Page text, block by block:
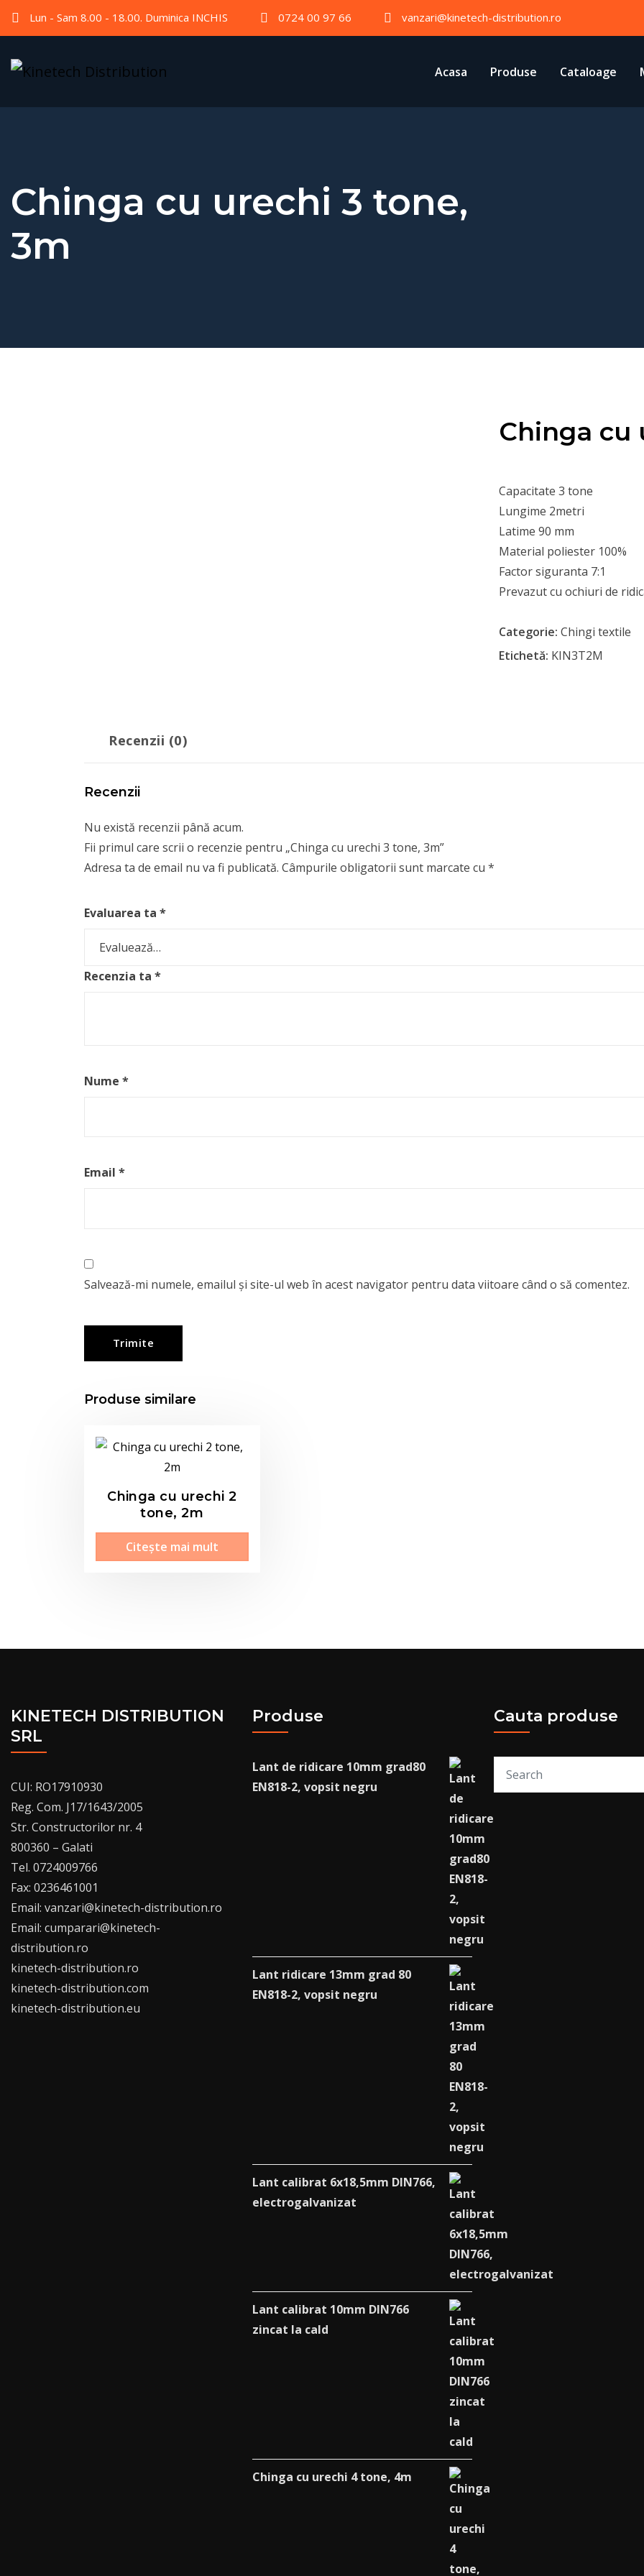
Lun - Sam 8.00 - 18.00. Duminica INCHIS 0724 00 97 66 vanzari@kinetech-distribution.ro
Acasa Produse Cataloage
Chinga cu urechi 3 tone,
3m
Chinga cu
Capacitate 3 tone
Lungime 2metri
Latime 90 mm
Material poliester 100%
Factor siguranta 7:1
Prevazut cu ochiuri de
Categorie:Chingi textile
Etichetă: KIN3T2M
Recenzii (0)
Recenzii
Nu există recenzii până acum.
Fii primul care scrii o recenzie pentru „Chinga cu urechi 3 tone, 3m”
Adresa ta de email nu va fi publicată. Câmpurile obligatorii sunt marcate cu *
Evaluarea ta *
Recenzia ta *
Nume *
Email *
Salvează-mi numele, emailul și site-ul web în acest navigator pentru data viitoare când o să comentez.
Produse similare
Chinga cu urechi 2
tone, 2m
Citește mai mult
KINETECH DISTRIBUTION
SRL
CUI: RO17910930
Reg. Com. J17/1643/2005
Str. Constructorilor nr. 4
800360 – Galati
Tel. 0724009766
Fax: 0236461001
Email: vanzari@kinetech-distribution.ro
Email: cumparari@kinetech-
distribution.ro
kinetech-distribution.ro
kinetech-distribution.com
kinetech-distribution.eu
Produse
Lant de ridicare 10mm grad80
EN818-2, vopsit negru
Lant ridicare 13mm grad 80
EN818-2, vopsit negru
Lant calibrat 6x18,5mm DIN766,
electrogalvanizat
Lant calibrat 10mm DIN766
zincat la cald
Chinga cu urechi 4 tone, 4m
Cauta produse